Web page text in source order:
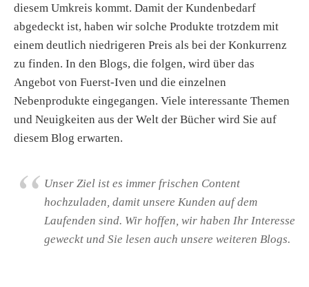
diesem Umkreis kommt. Damit der Kundenbedarf
abgedeckt ist, haben wir solche Produkte trotzdem mit
einem deutlich niedrigeren Preis als bei der Konkurrenz
zu finden. In den Blogs, die folgen, wird über das
Angebot von Fuerst-Iven und die einzelnen
Nebenprodukte eingegangen. Viele interessante Themen
und Neuigkeiten aus der Welt der Bücher wird Sie auf
diesem Blog erwarten.
Unser Ziel ist es immer frischen Content
hochzuladen, damit unsere Kunden auf dem
Laufenden sind. Wir hoffen, wir haben Ihr Interesse
geweckt und Sie lesen auch unsere weiteren Blogs.